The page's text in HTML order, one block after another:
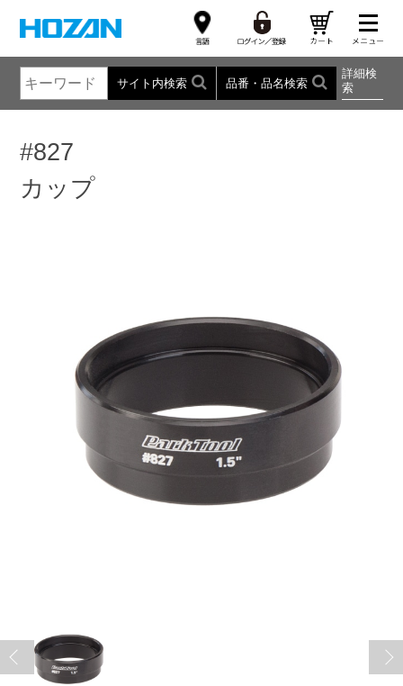
サイト内検索 品番・品名検索
詳細検
索
#827
カップ